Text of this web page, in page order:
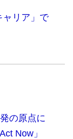
ャリア」で
の原点に
Now」